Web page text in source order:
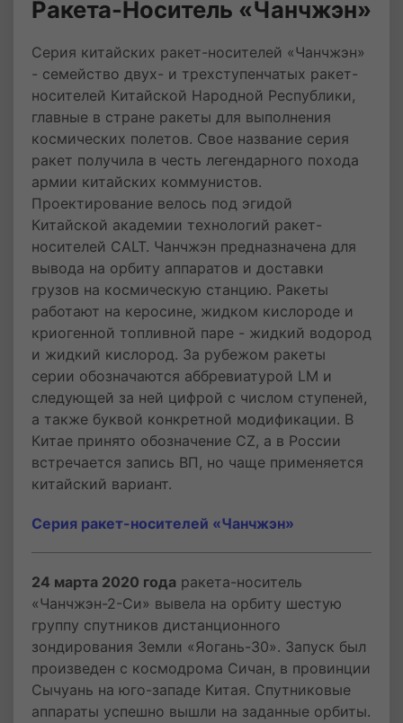
Ракета-Носитель «Чанчжэн»
Серия китайских ракет-носителей «Чанчжэн»
- семейство двух- и трехступенчатых ракет-
носителей Китайской Народной Республики,
главные в стране ракеты для выполнения
космических полетов. Свое название серия
ракет получила в честь легендарного похода
армии китайских коммунистов.
Проектирование велось под эгидой
Китайской академии технологий ракет-
носителей CALT. Чанчжэн предназначена для
вывода на орбиту аппаратов и доставки
грузов на космическую станцию. Ракеты
работают на керосине, жидком кислороде и
криогенной топливной паре - жидкий водород
и жидкий кислород. За рубежом ракеты
серии обозначаются аббревиатурой LM и
следующей за ней цифрой с числом ступеней,
а также буквой конкретной модификации. В
Китае принято обозначение CZ, а в России
встречается запись ВП, но чаще применяется
китайский вариант.
Серия ракет-носителей «Чанчжэн»
24 марта 2020 года ракета-носитель
«Чанчжэн-2-Си» вывела на орбиту шестую
группу спутников дистанционного
зондирования Земли «Яогань-30». Запуск был
произведен с космодрома Сичан, в провинции
Сычуань на юго-западе Китая. Спутниковые
аппараты успешно вышли на заданные орбиты.